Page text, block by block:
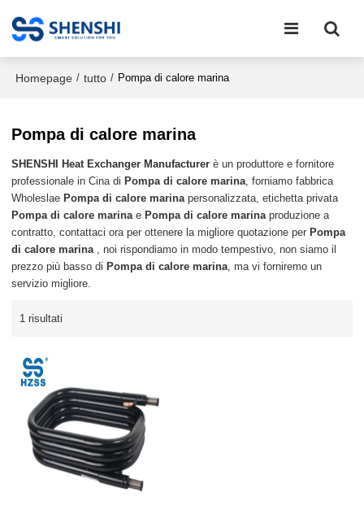
Homepage / tutto / Pompa di calore marina
Pompa di calore marina
SHENSHI Heat Exchanger Manufacturer​ è un produttore e fornitore
professionale in Cina di Pompa di calore marina, forniamo fabbrica
Wholeslae Pompa di calore marinapersonalizzata, etichetta privata
Pompa di calore marinae Pompa di calore marinaproduzione a
contratto, contattaci ora per ottenere la migliore quotazione per Pompa
di calore marina, noi rispondiamo in modo tempestivo, non siamo il
prezzo più basso di Pompa di calore marina, ma vi forniremo un
servizio migliore.
1 risultati